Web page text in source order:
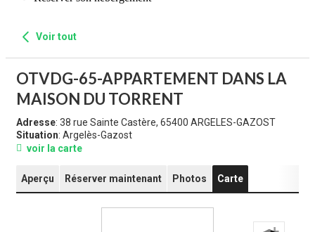
Voir tout
OTVDG-65-APPARTEMENT DANS LA
MAISON DU TORRENT
Adresse: 38 rue Sainte Castère, 65400 ARGELES-GAZOST
Situation: Argelès-Gazost
voir la carte
Aperçu Réserver maintenant Photos Carte